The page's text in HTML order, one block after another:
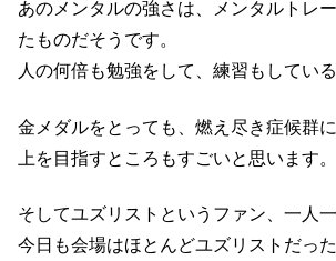
あのメンタルの強さは、メンタルトレ
たものだそうです。
人の何倍も勉強をして、練習もしてい
金メダルをとっても、燃え尽き症候群
上を目指すところもすごいと思います。
そしてユズリストというファン、一人
今日も会場はほとんどユズリストだっ